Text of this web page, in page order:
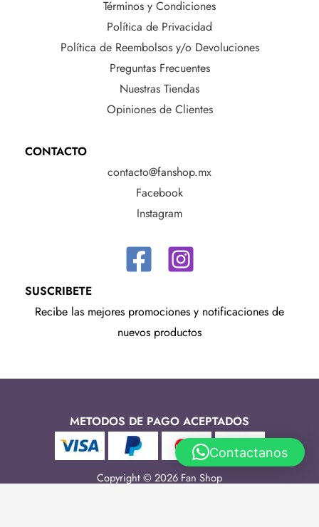
Términos y Condiciones
Política de Privacidad
Política de Reembolsos y/o Devoluciones
Preguntas Frecuentes
Nuestras Tiendas
Opiniones de Clientes
CONTACTO
contacto@fanshop.mx
Facebook
Instagram
SUSCRIBETE
Recibe las mejores promociones y notificaciones de
nuevos productos
METODOS DE PAGO ACEPTADOS
Copyright © 2026 Fan Shop
Contactanos